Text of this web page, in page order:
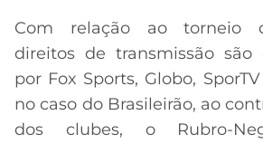
Com relação ao torneio
direitos de transmissão são
por Fox Sports, Globo,
no caso do Brasileirão, ao
dos clubes, o Rubro-